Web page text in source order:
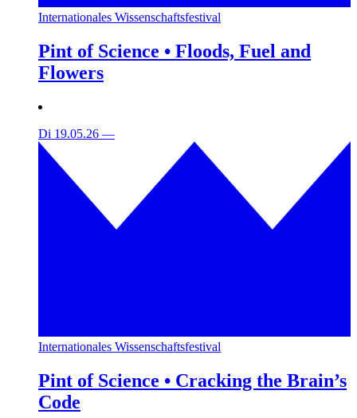
Internationales Wissenschaftsfestival
Pint of Science • Floods, Fuel and
Flowers
Di 19.05.26 —
Internationales Wissenschaftsfestival
Pint of Science • Cracking the Brain’s
Code